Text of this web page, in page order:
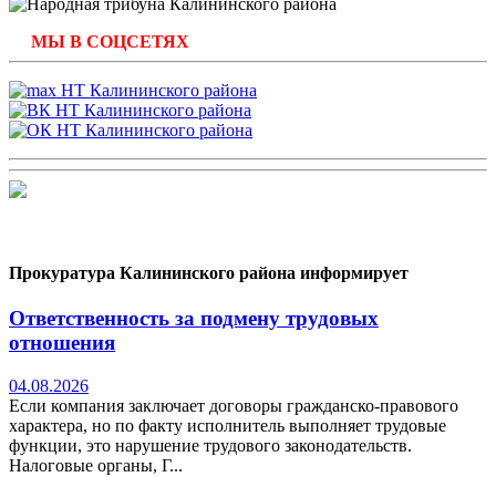
МЫ В СОЦСЕТЯХ
Прокуратура Калининского района информирует
Ответственность за подмену трудовых
отношения
04.08.2026
Если компания заключает договоры гражданско-правового
характера, но по факту исполнитель выполняет трудовые
функции, это нарушение трудового законодательств.
Налоговые органы, Г...